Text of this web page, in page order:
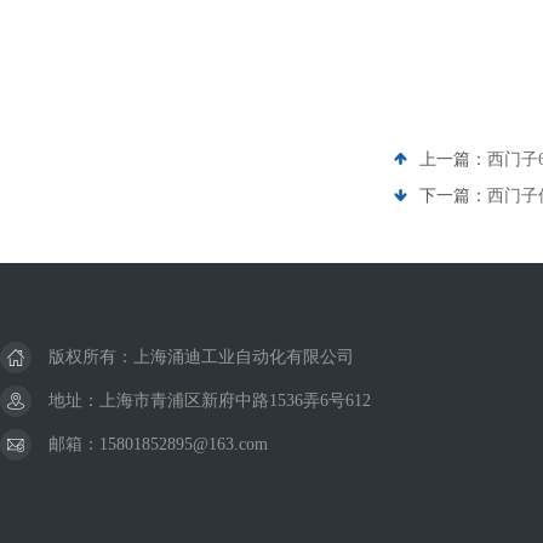
上一篇： 西门子
下一篇： 西门子
版权所有：上海涌迪工业自动化有限公司
地址：上海市青浦区新府中路1536弄6号612
邮箱：15801852895@163.com